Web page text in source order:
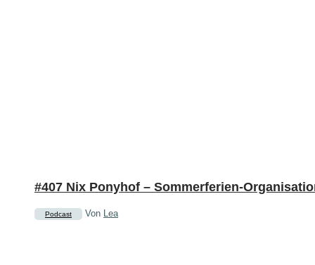
#407 Nix Ponyhof – Sommerferien-
Podcast Von Lea